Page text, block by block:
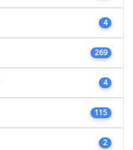
4
269
4
115
2